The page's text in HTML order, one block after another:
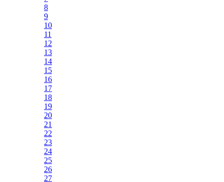
8
9
10
11
12
13
14
15
16
17
18
19
20
21
22
23
24
25
26
27